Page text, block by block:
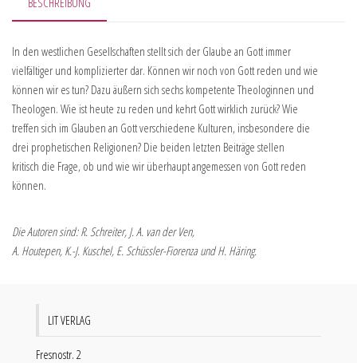
In den westlichen Gesellschaften stellt sich der Glaube an Gott immer
vielfältiger und komplizierter dar. Können wir noch von Gott reden und wie
können wir es tun? Dazu äußern sich sechs kompetente Theologinnen und
Theologen. Wie ist heute zu reden und kehrt Gott wirklich zurück? Wie
treffen sich im Glauben an Gott verschiedene Kulturen, insbesondere die
drei prophetischen Religionen? Die beiden letzten Beiträge stellen
kritisch die Frage, ob und wie wir überhaupt angemessen von Gott reden
können.
Die Autoren sind: R. Schreiter, J. A. van der Ven,
A. Houtepen, K.-J. Kuschel, E. Schüssler-Fiorenza und H. Häring.
LIT VERLAG
Fresnostr. 2